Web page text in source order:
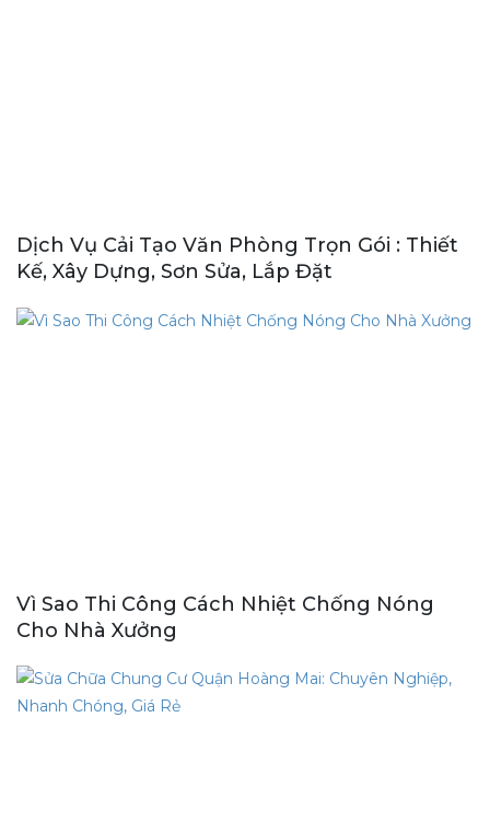
Dịch Vụ Cải Tạo Văn Phòng Trọn Gói : Thiết
Kế, Xây Dựng, Sơn Sửa, Lắp Đặt
Vì Sao Thi Công Cách Nhiệt Chống Nóng
Cho Nhà Xưởng